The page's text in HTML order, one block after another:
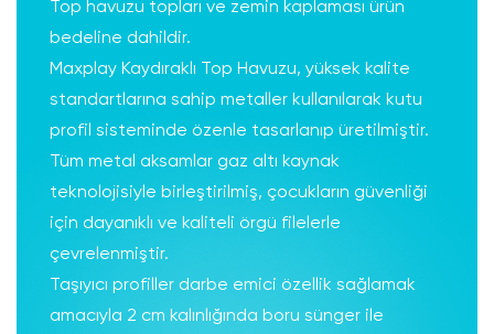
Top havuzu topları ve zemin kaplaması ürün
bedeline dahildir.
Maxplay Kaydıraklı Top Havuzu, yüksek kalite
standartlarına sahip metaller kullanılarak kutu
profil sisteminde özenle tasarlanıp üretilmiştir.
Tüm metal aksamlar gaz altı kaynak
teknolojisiyle birleştirilmiş, çocukların güvenliği
için dayanıklı ve kaliteli örgü filelerle
çevrelenmiştir.
Taşıyıcı profiller darbe emici özellik sağlamak
amacıyla 2 cm kalınlığında boru sünger ile